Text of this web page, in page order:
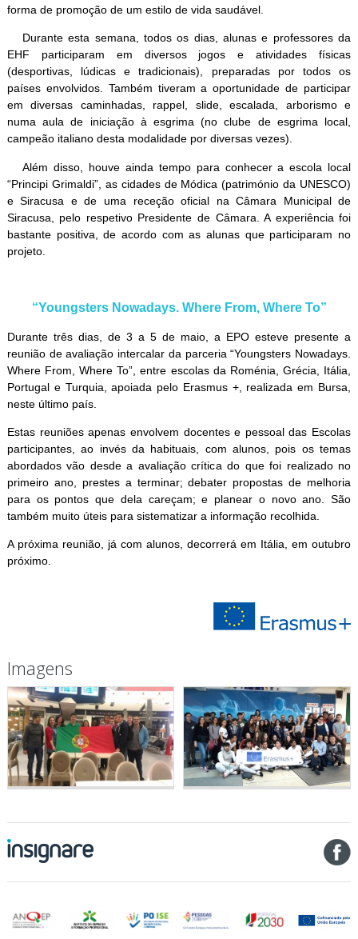
forma de promoção de um estilo de vida saudável.
Durante esta semana, todos os dias, alunas e professores da
EHF participaram em diversos jogos e atividades físicas
(desportivas, lúdicas e tradicionais), preparadas por todos os
países envolvidos. Também tiveram a oportunidade de participar
em diversas caminhadas, rappel, slide, escalada, arborismo e
numa aula de iniciação à esgrima (no clube de esgrima local,
campeão italiano desta modalidade por diversas vezes).
Além disso, houve ainda tempo para conhecer a escola local
“Principi Grimaldi”, as cidades de Módica (património da UNESCO)
e Siracusa e de uma receção oficial na Câmara Municipal de
Siracusa, pelo respetivo Presidente de Câmara. A experiência foi
bastante positiva, de acordo com as alunas que participaram no
projeto.
“Youngsters Nowadays. Where From, Where To”
Durante três dias, de 3 a 5 de maio, a EPO esteve presente a
reunião de avaliação intercalar da parceria “Youngsters Nowadays.
Where From, Where To”, entre escolas da Roménia, Grécia, Itália,
Portugal e Turquia, apoiada pelo Erasmus +, realizada em Bursa,
neste último país.
Estas reuniões apenas envolvem docentes e pessoal das Escolas
participantes, ao invés da habituais, com alunos, pois os temas
abordados vão desde a avaliação crítica do que foi realizado no
primeiro ano, prestes a terminar; debater propostas de melhoria
para os pontos que dela careçam; e planear o novo ano. São
também muito úteis para sistematizar a informação recolhida.
A próxima reunião, já com alunos, decorrerá em Itália, em outubro
próximo.
Imagens